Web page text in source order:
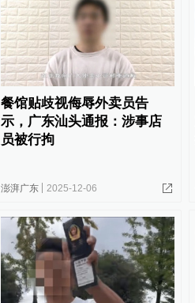
餐馆贴歧视侮辱外卖员告
示，广东汕头通报：涉事店
员被行拘
澎湃广东 2025-12-06